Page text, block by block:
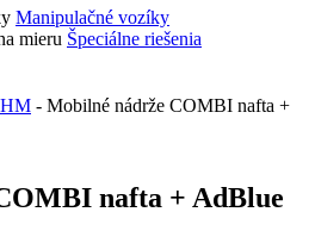
Manipulačné vozíky
Špeciálne riešenia
- Mobilné nádrže COMBI nafta +
nafta + AdBlue